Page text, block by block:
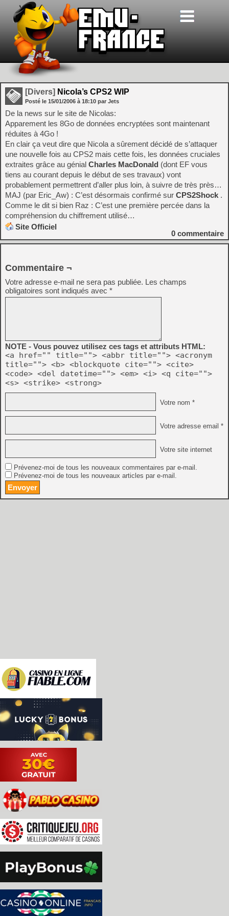
[Divers] Nicola’s CPS2 WIP
Posté le 15/01/2006 à 18:10 par Jets
De la news sur le site de Nicolas:
Apparement les 8Go de données encryptées sont maintenant
réduites à 4Go !
En clair ça veut dire que Nicola a sûrement décidé de s’attaquer
une nouvelle fois au CPS2 mais cette fois, les données cruciales
extraites grâce au génial Charles MacDonald (dont EF vous
tiens au courant depuis le début de ses travaux) vont
probablement permettrent d’aller plus loin, à suivre de très près…
MAJ (par Eric_Aw) : C’est désormais confirmé sur CPS2Shock .
Comme le dit si bien Raz : C’est une première percée dans la
compréhension du chiffrement utilisé…
Site Officiel
0 commentaire
Commentaire ¬
Votre adresse e-mail ne sera pas publiée. Les champs
obligatoires sont indiqués avec *
NOTE - Vous pouvez utilisez ces tags et attributs HTML:
<a href="" title=""> <abbr title=""> <acronym
title=""> <b> <blockquote cite=""> <cite>
<code> <del datetime=""> <em> <i> <q cite="">
<s> <strike> <strong>
Votre nom *
Votre adresse email *
Votre site internet
Prévenez-moi de tous les nouveaux commentaires par e-mail.
Prévenez-moi de tous les nouveaux articles par e-mail.